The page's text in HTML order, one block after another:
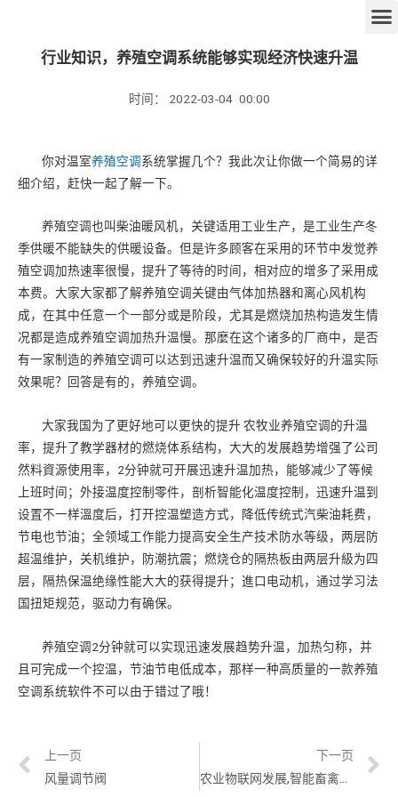
行业知识，养殖空调系统能够实现经济快速升温
时间： 2022-03-04 00:00
你对温室养殖空调系统掌握几个？我此次让你做一个简易的详
细介绍，赶快一起了解一下。
养殖空调也叫柴油暖风机，关键适用工业生产，是工业生产冬
季供暖不能缺失的供暖设备。但是许多顾客在采用的环节中发觉养
殖空调加热速率很慢，提升了等待的时间，相对应的增多了采用成
本费。大家大家都了解养殖空调关键由气体加热器和离心风机构
成，在其中任意一个一部分或是阶段，尤其是燃烧加热构造发生情
况都是造成养殖空调加热升温慢。那麼在这个诸多的厂商中，是否
有一家制造的养殖空调可以达到迅速升温而又确保较好的升温实际
效果呢？回答是有的，养殖空调。
大家我国为了更好地可以更快的提升 农牧业养殖空调的升温
率，提升了教学器材的燃烧体系结构，大大的发展趋势增强了公司
然料資源使用率，2分钟就可开展迅速升温加热，能够减少了等候
上班时间；外接温度控制零件，剖析智能化温度控制，迅速升温到
设置不一样溫度后，打开控温塑造方式，降低传统式汽柴油耗费，
节电也节油；全领域工作能力提高安全生产技术防水等级，两层防
超温维护，关机维护，防潮抗震；燃烧仓的隔热板由两层升級为四
层，隔热保温绝缘性能大大的获得提升；進口电动机，通过学习法
国扭矩规范，驱动力有确保。
养殖空调2分钟就可以实现迅速发展趋势升温，加热匀称，并
且可完成一个控温，节油节电低成本，那样一种高质量的一款养殖
空调系统软件不可以由于错过了哦！
上一页
风量调节阀
下一页